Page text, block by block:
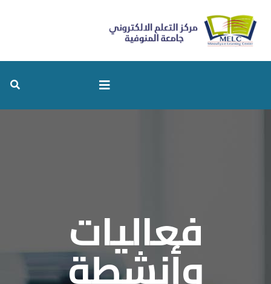
فعاليات